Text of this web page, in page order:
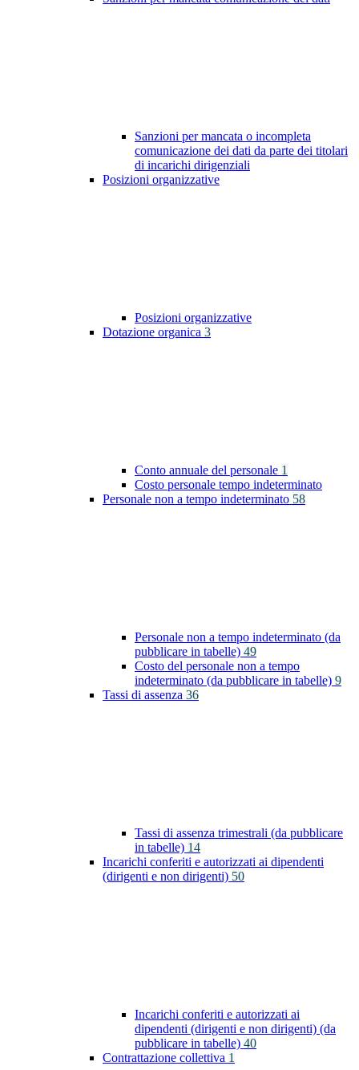
Sanzioni per mancata o incompleta
comunicazione dei dati da parte dei titolari
di incarichi dirigenziali
Posizioni organizzative
Posizioni organizzative
Dotazione organica 3
Conto annuale del personale 1
Costo personale tempo indeterminato
Personale non a tempo indeterminato 58
Personale non a tempo indeterminato (da
pubblicare in tabelle) 49
Costo del personale non a tempo
indeterminato (da pubblicare in tabelle) 9
Tassi di assenza 36
Tassi di assenza trimestrali (da pubblicare
in tabelle) 14
Incarichi conferiti e autorizzati ai dipendenti
(dirigenti e non dirigenti) 50
Incarichi conferiti e autorizzati ai
dipendenti (dirigenti e non dirigenti) (da
pubblicare in tabelle) 40
Contrattazione collettiva 1